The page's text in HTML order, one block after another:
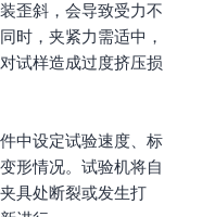
歪斜，会导致受力不
时，夹紧力需适中，
试样造成过度挤压损
中设定试验速度、标
形情况。试验机将自
具处断裂或发生打